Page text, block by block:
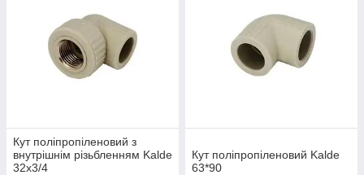
Кут поліпропіленовий з
внутрішнім різьбленням Kalde
32х3/4
Кут поліпропіленовий Kalde
63*90